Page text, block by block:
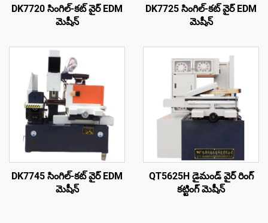
DK7720 సింగిల్-కట్ వైర్ EDM
మెషీన్
DK7725 సింగిల్-కట్ వైర్ EDM
మెషీన్
DK7745 సింగిల్-కట్ వైర్ EDM
మెషీన్
QT5625H డైమండ్ వైర్ రింగ్
కట్టింగ్ మెషీన్